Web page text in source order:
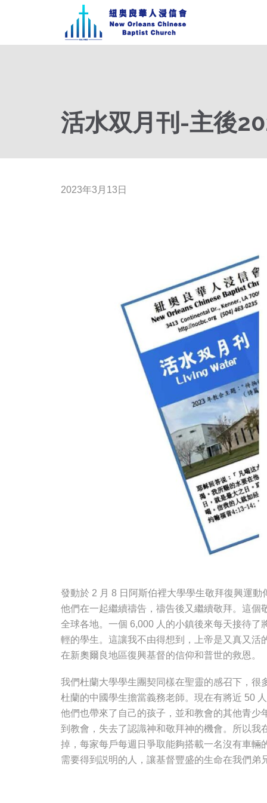
活水双月刊-主後
2023年3月13日
發動於 2 月 8 日阿斯伯裡大學學生敬拜復興運
他們在一起繼續禱告，禱告後又繼續敬拜。這
全球各地。一個 6,000 人的小鎮後來每天接待
輕的學生。這讓我不由得想到，上帝是又真又
在新奧爾良地區復興基督的信仰和普世的救恩。
我們杜蘭大學學生團契同樣在聖靈的感召下，
杜蘭的中國學生擔當義務老師。現在有將近 50
他們也帶來了自己的孩子，並和教會的其他青
到教會，失去了認識神和敬拜神的機會。所以
掉，每家每戶每週日爭取能夠搭載一名沒有車
需要得到説明的人，讓基督豐盛的生命在我們